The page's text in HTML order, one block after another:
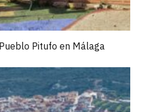
Pitufo en Málaga